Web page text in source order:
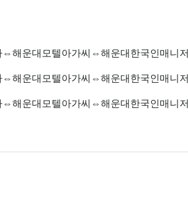
해운대모텔아가씨⇔해운대한국인매니저
해운대모텔아가씨⇔해운대한국인매니저
해운대모텔아가씨⇔해운대한국인매니저